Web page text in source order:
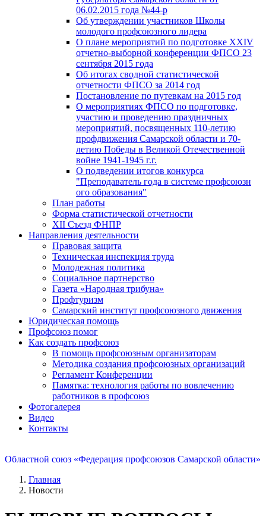
06.02.2015 года №44-р
Об утверждении участников Школы
молодого профсоюзного лидера
О плане мероприятий по подготовке XXIV
отчетно-выборной конференции ФПСО 23
сентября 2015 года
Об итогах сводной статистической
отчетности ФПСО за 2014 год
Постановление по путевкам на 2015 год
О мероприятиях ФПСО по подготовке,
участию и проведению праздничных
мероприятий, посвященных 110-летию
профдвижения Самарской области и 70-
летию Победы в Великой Отечественной
войне 1941-1945 г.г.
О подведении итогов конкурса
"Преподаватель года в системе профсоюзн
ого образования"
План работы
Форма статистической отчетности
XII Съезд ФНПР
Направления деятельности
Правовая защита
Техническая инспекция труда
Молодежная политика
Социальное партнерство
Газета «Народная трибуна»
Профтуризм
Самарский институт профсоюзного движения
Юридическая помощь
Профсоюз помог
Как создать профсоюз
В помощь профсоюзным организаторам
Методика создания профсоюзных организаций
Регламент Конференции
Памятка: технология работы по вовлечению
работников в профсоюз
Фотогалерея
Видео
Контакты
Областной союз «Федерация профсоюзов Самарской области»
Главная
Новости